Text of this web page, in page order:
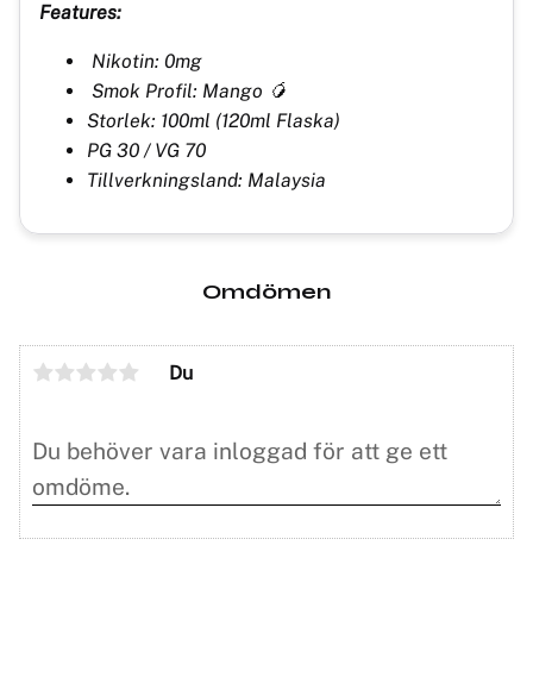
Features:
Nikotin: 0mg
Smok Profil: Mango 🥭
Storlek: 100ml (120ml Flaska)
PG 30 / VG 70
Tillverkningsland: Malaysia
Omdömen
Du